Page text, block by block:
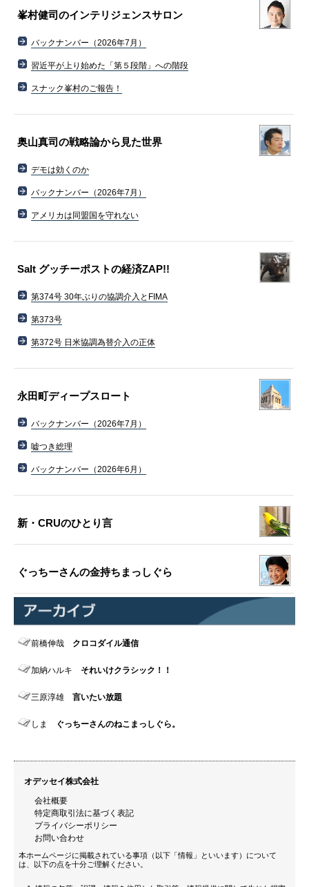
峯村健司のインテリジェンスサロン
バックナンバー（2026年7月）
習近平が上り始めた「第５段階」への階段
スナック峯村のご報告！
奥山真司の戦略論から見た世界
デモは効くのか
バックナンバー（2026年7月）
アメリカは同盟国を守れない
Salt グッチーポストの経済ZAP!!
第374号 30年ぶりの協調介入とFIMA
第373号
第372号 日米協調為替介入の正体
永田町ディープスロート
バックナンバー（2026年7月）
嘘つき総理
バックナンバー（2026年6月）
新・CRUのひとり言
ぐっちーさんの金持ちまっしぐら
前橋伸哉 クロコダイル通信
加納ハルキ それいけクラシック！！
三原淳雄 言いたい放題
しま ぐっちーさんのねこまっしぐら。
オデッセイ株式会社
会社概要
特定商取引法に基づく表記
プライバシーポリシー
お問い合わせ
本ホームページに掲載されている事項（以下「情報」といいます）について
は、以下の点を十分ご理解ください。